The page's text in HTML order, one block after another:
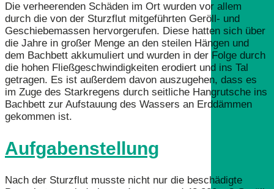
Die verheerenden Schäden im Ort wurden vor allem
durch die von der Sturzflut mitgeführten Geröll- und
Geschiebemassen hervorgerufen. Diese hatten sich über
die Jahre in großer Menge an den steilen Hängen und
dem Bachbett akkumuliert und wurden in der Folge durch
die hohen Fließgeschwindigkeiten erodiert und ins Tal
getragen. Es ist außerdem davon auszugehen, dass es
im Zuge des Starkregens durch seitliche Hangrutsche ins
Bachbett zur Aufstauung des Wassers an Erddämmen
gekommen ist.
Aufgabenstellung
Nach der Sturzflut musste nicht nur die beschädigte